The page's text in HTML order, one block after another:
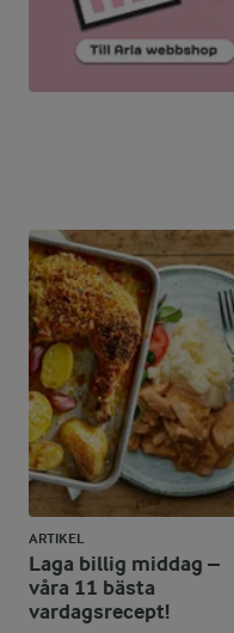
ARTIKEL
Laga billig middag –
våra 11 bästa
vardagsrecept!